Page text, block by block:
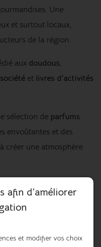
Une
et surtout locaux,
de la région.
aux doudous,
et livres d'activités
sélection de parfums
envoûtantes et des
créer une atmosphère
une collection de
. Elle propose des
pour sublimer chaque
afin d’améliorer
et modifier vos choix